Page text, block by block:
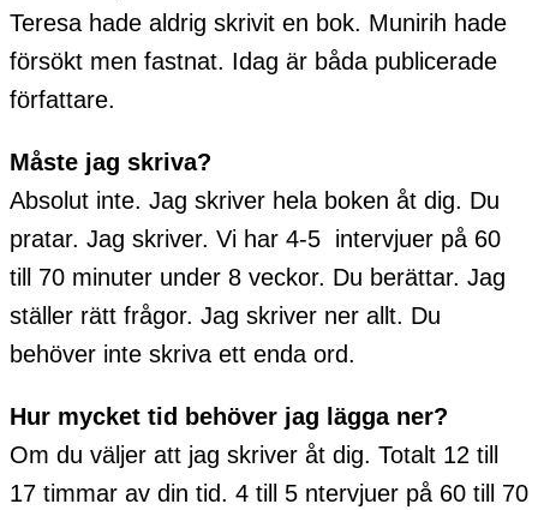
Teresa hade aldrig skrivit en bok. Munirih hade
försökt men fastnat. Idag är båda publicerade
författare.
Måste jag skriva?
Absolut inte. Jag skriver hela boken åt dig. Du
pratar. Jag skriver. Vi har 4-5 intervjuer på 60
till 70 minuter under 8 veckor. Du berättar. Jag
ställer rätt frågor. Jag skriver ner allt. Du
behöver inte skriva ett enda ord.
Hur mycket tid behöver jag lägga ner?
Om du väljer att jag skriver åt dig. Totalt 12 till
17 timmar av din tid. 4 till 5 ntervjuer på 60 till 70